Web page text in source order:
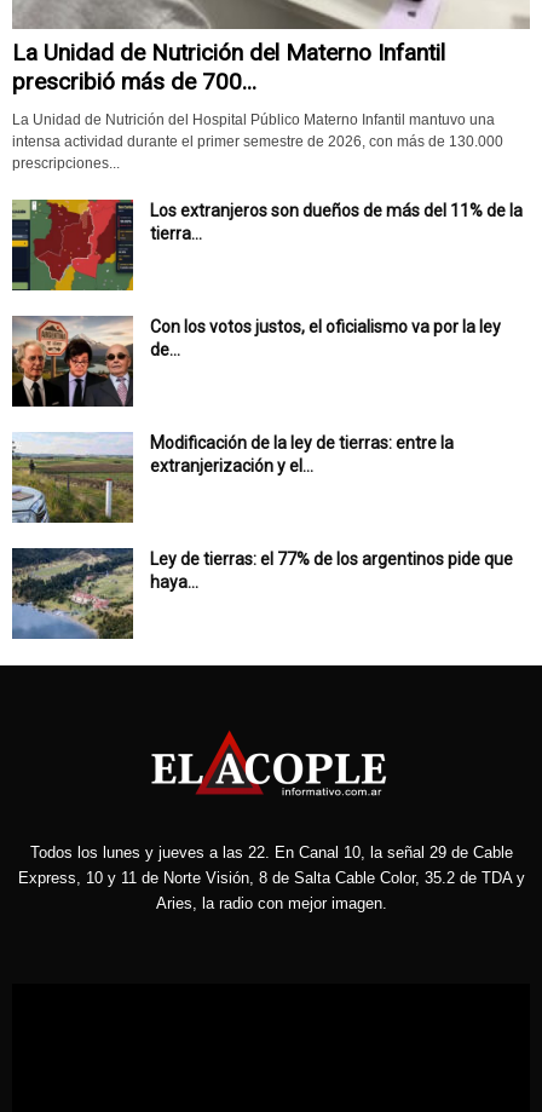
La Unidad de Nutrición del Materno Infantil
prescribió más de 700...
La Unidad de Nutrición del Hospital Público Materno Infantil mantuvo una
intensa actividad durante el primer semestre de 2026, con más de 130.000
prescripciones...
Los extranjeros son dueños de más del 11% de la
tierra...
Con los votos justos, el oficialismo va por la ley
de...
Modificación de la ley de tierras: entre la
extranjerización y el...
Ley de tierras: el 77% de los argentinos pide que
haya...
Todos los lunes y jueves a las 22. En Canal 10, la señal 29 de Cable
Express, 10 y 11 de Norte Visión, 8 de Salta Cable Color, 35.2 de TDA y
Aries, la radio con mejor imagen.